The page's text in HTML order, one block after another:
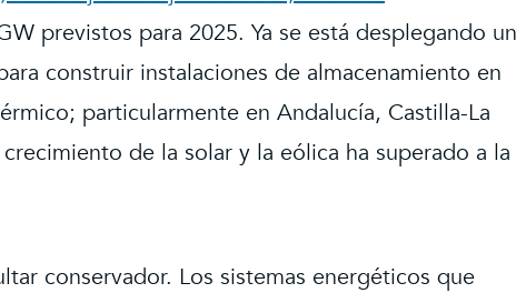
previstos para 2025. Ya se está desplegando un
construir instalaciones de almacenamiento en
particularmente en Andalucía, Castilla-La
de la solar y la eólica ha superado a la
conservador. Los sistemas energéticos que